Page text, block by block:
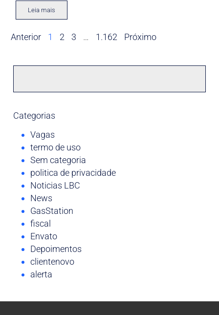
Leia mais
Anterior 1 2 3 … 1.162 Próximo
Categorias
Vagas
termo de uso
Sem categoria
politica de privacidade
Noticias LBC
News
GasStation
fiscal
Envato
Depoimentos
clientenovo
alerta